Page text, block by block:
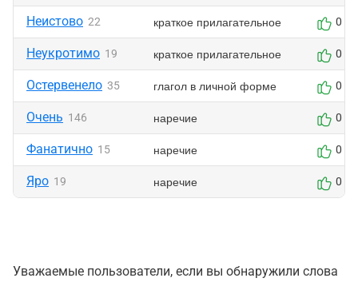
Неистово 22 краткое прилагательное 0
Неукротимо 19 краткое прилагательное 0
Остервенело 35 глагол в личной форме 0
Очень 146 наречие 0
Фанатично 15 наречие 0
Яро 19 наречие 0
Уважаемые пользователи, если вы обнаружили слова